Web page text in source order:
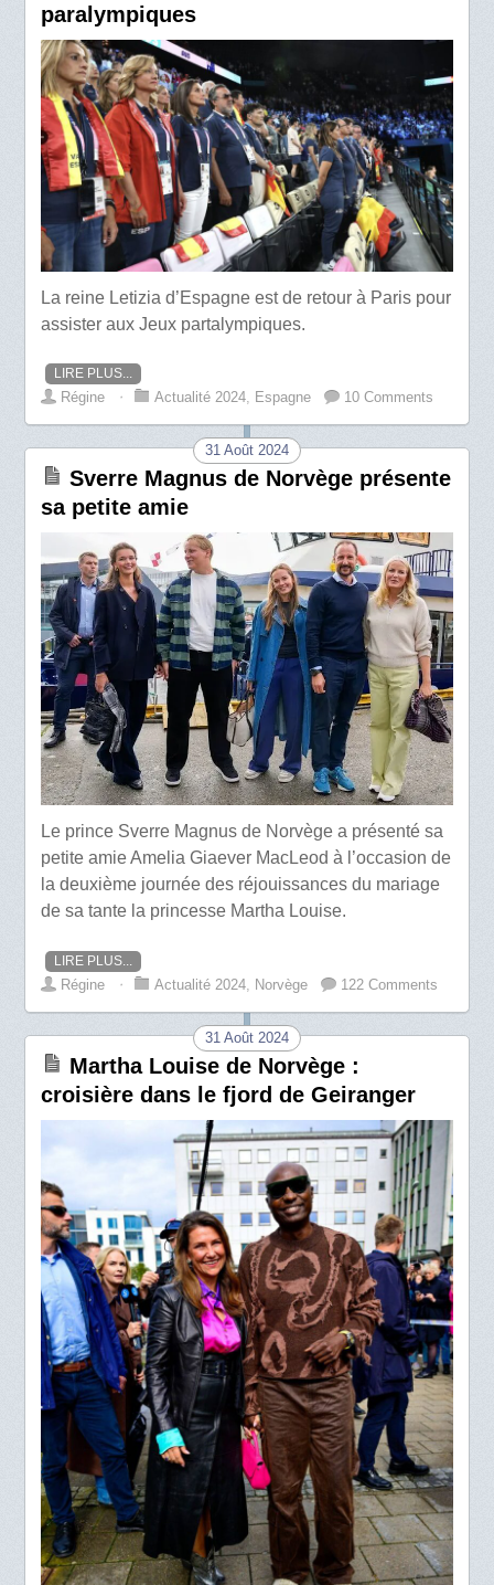
paralympiques
La reine Letizia d’Espagne est de retour à Paris pour
assister aux Jeux partalympiques.
LIRE PLUS...
Régine ⋅ Actualité 2024, Espagne 10 Comments
31 Août 2024
Sverre Magnus de Norvège présente
sa petite amie
Le prince Sverre Magnus de Norvège a présenté sa
petite amie Amelia Giaever MacLeod à l’occasion de
la deuxième journée des réjouissances du mariage
de sa tante la princesse Martha Louise.
LIRE PLUS...
Régine ⋅ Actualité 2024 Norvège 122 Comments
31 Août 2024
Martha Louise de Norvège :
croisière dans le fjord de Geiranger